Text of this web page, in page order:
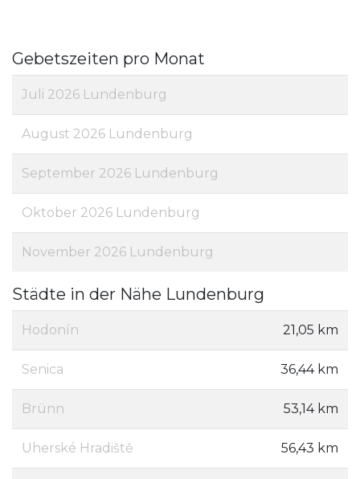
Gebetszeiten pro Monat
Juli 2026 Lundenburg
August 2026 Lundenburg
September 2026 Lundenburg
Oktober 2026 Lundenburg
November 2026 Lundenburg
Städte in der Nähe Lundenburg
Hodonín 21,05 km
Senica 36,44 km
Brünn 53,14 km
Uherské Hradiště 56,43 km